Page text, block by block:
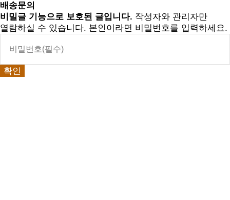
배송문의
비밀글 기능으로 보호된 글입니다. 작성자와 관리자만
열람하실 수 있습니다. 본인이라면 비밀번호를 입력하세요.